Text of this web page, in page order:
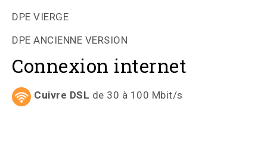
DPE VIERGE
DPE ANCIENNE VERSION
Connexion internet
Cuivre DSL de 30 à 100 Mbit/s